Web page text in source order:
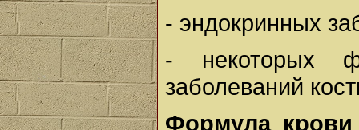
- эндокринных
- некоторых
заболеваний
Формула крови